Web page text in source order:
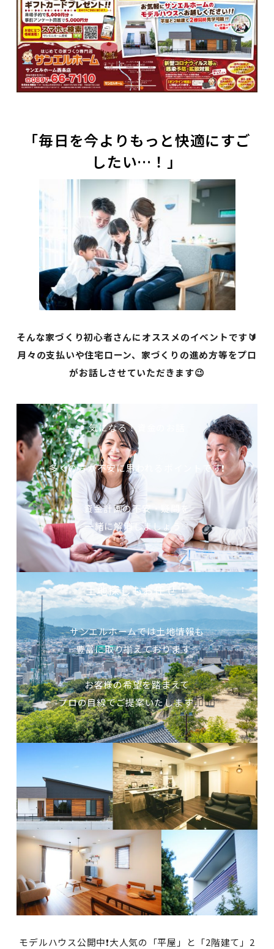
「毎日を今よりもっと快適にすご
したい…！」
そんな家づくり初心者さんにオススメのイベントです🔰
月々の支払いや住宅ローン、家づくりの進め方等をプロ
がお話しさせていただきます😉
気になる！資金のお話
多くの方が不安に思われるポイントです❗
資金計画の不安・疑問を
一緒に解消しましょう✨
土地探しもお任せ！
サンエルホームでは土地情報も
豊富に取り揃えております✨
お客様の希望を踏まえて
プロの目線でご提案いたします💁‍♀️💁‍♂️
モデルハウス公開中❗大人気の「平屋」と「2階建て」2